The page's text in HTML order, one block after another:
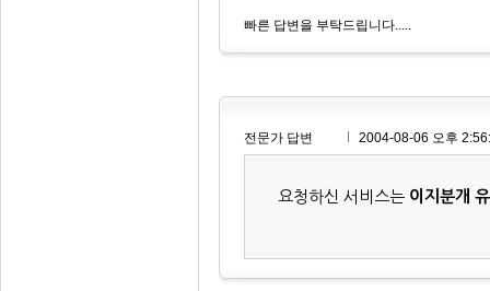
빠른 답변을 부탁드립니다.....
전문가 답변 2004-08-06 오후
요청하신 서비스는 이지분개